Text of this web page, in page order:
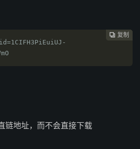
 复制
 复制
 复制
 复制
 复制
 复制
 复制
 复制
 复制
 复制
 复制
 复制
链地址，而不会直接下载